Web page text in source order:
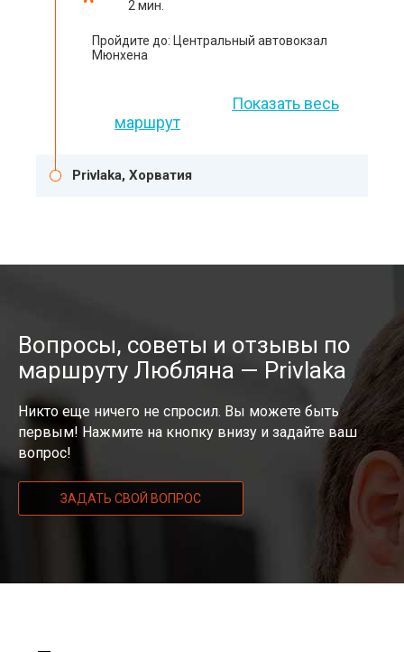
2 мин.
Пройдите до: Центральный автовокзал
Мюнхена
Показать весь
маршрут
Privlaka, Хорватия
Вопросы, советы и отзывы по
маршруту Любляна — Privlaka
Никто еще ничего не спросил. Вы можете быть
первым! Нажмите на кнопку внизу и задайте ваш
вопрос!
ЗАДАТЬ СВОЙ ВОПРОС